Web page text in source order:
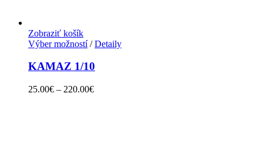
Zobraziť košík
Výber možností/ Detaily
KAMAZ 1/10
25.00€ – 220.00€